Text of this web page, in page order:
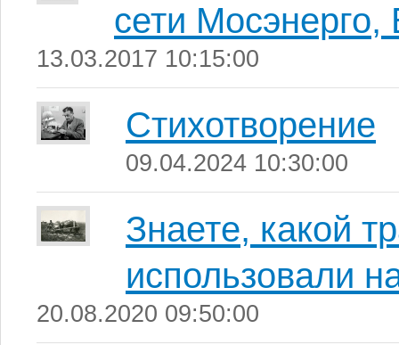
сети
13.03.2017 10:15:00
Стихотворение
09.04.2024 10:30:00
Знаете, какой
использовали
20.08.2020 09:50:00